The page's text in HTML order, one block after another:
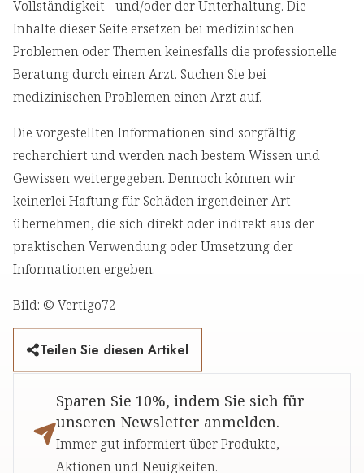
Vollständigkeit - und/oder der Unterhaltung. Die
Inhalte dieser Seite ersetzen bei medizinischen
Problemen oder Themen keinesfalls die professionelle
Beratung durch einen Arzt. Suchen Sie bei
medizinischen Problemen einen Arzt auf.
Die vorgestellten Informationen sind sorgfältig
recherchiert und werden nach bestem Wissen und
Gewissen weitergegeben. Dennoch können wir
keinerlei Haftung für Schäden irgendeiner Art
übernehmen, die sich direkt oder indirekt aus der
praktischen Verwendung oder Umsetzung der
Informationen ergeben.
Bild: © Vertigo72
Teilen Sie diesen Artikel
Sparen Sie 10%, indem Sie sich für
unseren Newsletter anmelden.
Immer gut informiert über Produkte,
Aktionen und Neuigkeiten.